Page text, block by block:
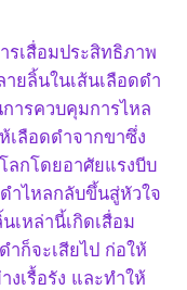
รเสื่อมประสิทธิภาพ
ยลิ้นในเส้นเลือดดำ
ารควบคุมการไหล
เลือดดำจากขาซึ่ง
ลกโดยอาศัยแรงบีบ
ำไหลกลับขึ้นสู่หัวใจ
เหล่านี้เกิดเสื่อม
ำก็จะเสียไป ก่อให้
งเรื้อรัง และทำให้